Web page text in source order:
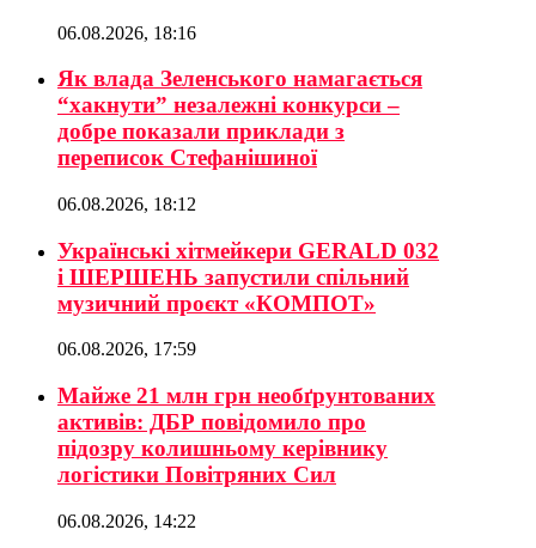
06.08.2026, 18:16
Як влада Зеленського намагається
“хакнути” незалежні конкурси –
добре показали приклади з
переписок Стефанішиної
06.08.2026, 18:12
Українські хітмейкери GERALD 032
і ШЕРШЕНЬ запустили спільний
музичний проєкт «КОМПОТ»
06.08.2026, 17:59
Майже 21 млн грн необґрунтованих
активів: ДБР повідомило про
підозру колишньому керівнику
логістики Повітряних Сил
06.08.2026, 14:22